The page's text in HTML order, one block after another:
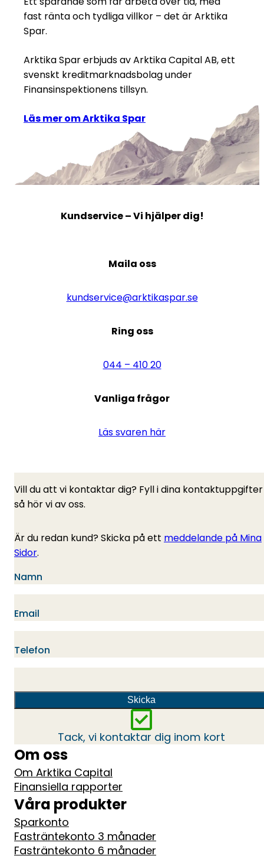
fast ränta och tydliga villkor – det är Arktika
Spar.
Arktika Spar erbjuds av Arktika Capital AB, ett
svenskt kreditmarknadsbolag under
Finansinspektionens tillsyn.
Läs mer om Arktika Spar
Kundservice – Vi hjälper dig!
Maila oss
kundservice@arktikaspar.se
Ring oss
044 – 410 20
Vanliga frågor
Läs svaren här
Vill du att vi kontaktar dig? Fyll i dina kontaktuppgifter
så hör vi av oss.
Är du redan kund? Skicka på ett meddelande på Mina
Sidor.
Namn
Email
Telefon
Skicka
Tack, vi kontaktar dig inom kort
Om oss
Om Arktika Capital
Finansiella rapporter
Våra produkter
Sparkonto
Fasträntekonto 3 månader
Fasträntekonto 6 månader